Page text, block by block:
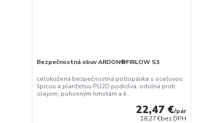
Bezpečnostná obuv ARDON®FIRLOW S3
celokožená bezpečnostná poltopánka s oceľovou
špicou a planžetou PU2D podošva, odolná proti
olejom, pohonným hmotám a k...
22,47 €/pár
18,27 €bez DPH